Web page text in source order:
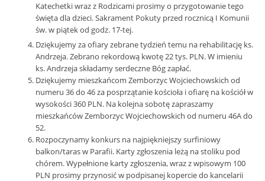
Katechetki wraz z Rodzicami prosimy o przygotowanie tego
święta dla dzieci. Sakrament Pokuty przed rocznicą I Komunii
św. w piątek od godz. 17-tej.
Dziękujemy za ofiary zebrane tydzień temu na rehabilitację ks.
Andrzeja. Zebrano rekordową kwotę 22 tys. PLN. W imieniu
ks. Andrzeja składamy serdeczne Bóg zapłać.
Dziękujemy mieszkańcom Zemborzyc Wojciechowskich od
numeru 36 do 46 za posprzątanie kościoła i ofiarę na kościół w
wysokości 360 PLN. Na kolejna sobotę zapraszamy
mieszkańców Zemborzyc Wojciechowskich od numeru 46A do
52.
Rozpoczynamy konkurs na najpiękniejszy surfiniowy
balkon/taras w Parafii. Karty zgłoszenia leżą na stoliku pod
chórem. Wypełnione karty zgłoszenia, wraz z wpisowym 100
PLN prosimy przynosić w podpisanej kopercie do kancelarii